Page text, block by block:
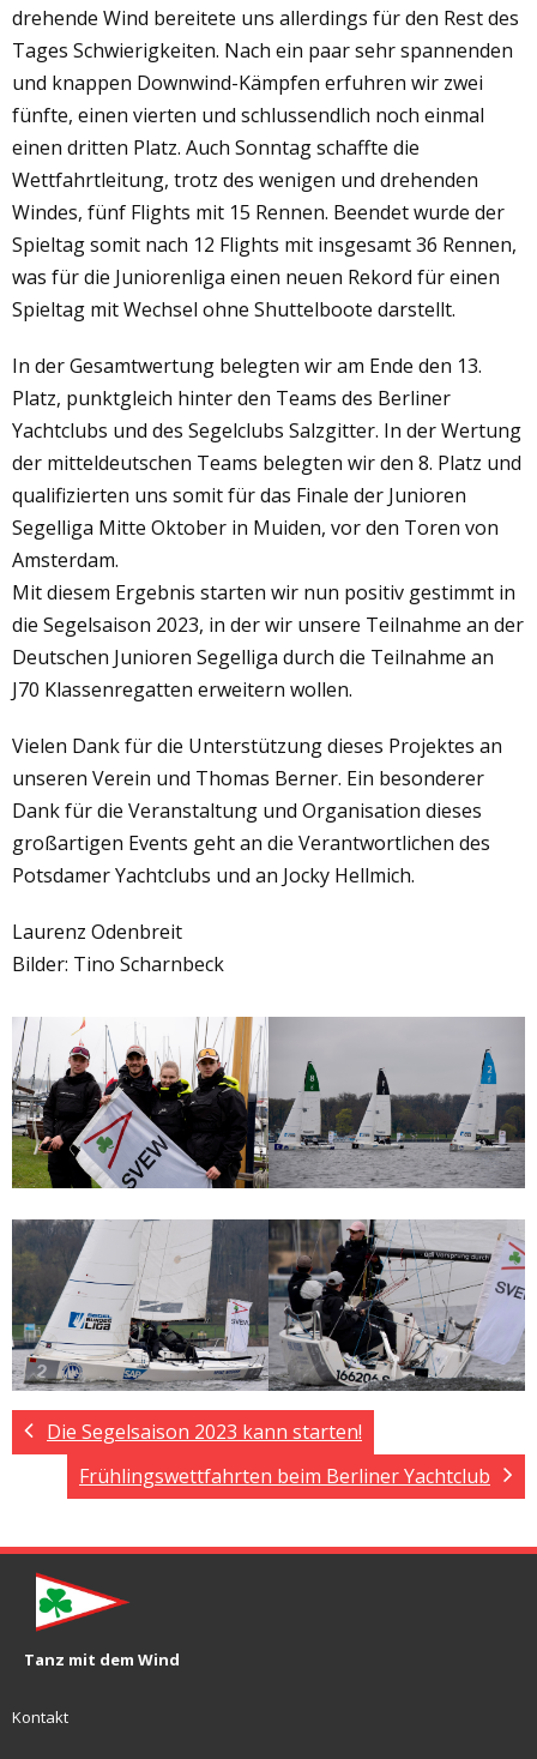
drehende Wind bereitete uns allerdings für den Rest des
Tages Schwierigkeiten. Nach ein paar sehr spannenden
und knappen Downwind-Kämpfen erfuhren wir zwei
fünfte, einen vierten und schlussendlich noch einmal
einen dritten Platz. Auch Sonntag schaffte die
Wettfahrtleitung, trotz des wenigen und drehenden
Windes, fünf Flights mit 15 Rennen. Beendet wurde der
Spieltag somit nach 12 Flights mit insgesamt 36 Rennen,
was für die Juniorenliga einen neuen Rekord für einen
Spieltag mit Wechsel ohne Shuttelboote darstellt.
In der Gesamtwertung belegten wir am Ende den 13.
Platz, punktgleich hinter den Teams des Berliner
Yachtclubs und des Segelclubs Salzgitter. In der Wertung
der mitteldeutschen Teams belegten wir den 8. Platz und
qualifizierten uns somit für das Finale der Junioren
Segelliga Mitte Oktober in Muiden, vor den Toren von
Amsterdam.
Mit diesem Ergebnis starten wir nun positiv gestimmt in
die Segelsaison 2023, in der wir unsere Teilnahme an der
Deutschen Junioren Segelliga durch die Teilnahme an
J70 Klassenregatten erweitern wollen.
Vielen Dank für die Unterstützung dieses Projektes an
unseren Verein und Thomas Berner. Ein besonderer
Dank für die Veranstaltung und Organisation dieses
großartigen Events geht an die Verantwortlichen des
Potsdamer Yachtclubs und an Jocky Hellmich.
Laurenz Odenbreit
Bilder: Tino Scharnbeck
Die Segelsaison 2023 kann starten!
Frühlingswettfahrten beim Berliner Yachtclub
Tanz mit dem Wind
Kontakt